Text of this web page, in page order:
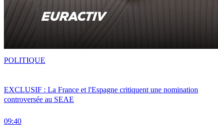
EXCLUSIF : La France et l'Espagne critiquent une nomination
controversée au SEAE
09:40
POLITIQUE